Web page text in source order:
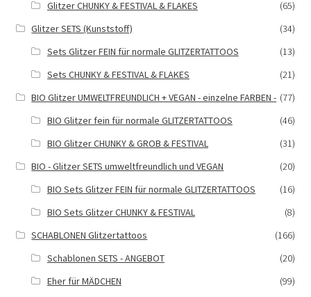
Glitzer CHUNKY & FESTIVAL & FLAKES
(65)
Glitzer SETS (Kunststoff)
(34)
Sets Glitzer FEIN für normale GLITZERTATTOOS
(13)
Sets CHUNKY & FESTIVAL & FLAKES
(21)
BIO Glitzer UMWELTFREUNDLICH + VEGAN - einzelne FARBEN - (77)
BIO Glitzer fein für normale GLITZERTATTOOS
(46)
BIO Glitzer CHUNKY & GROB & FESTIVAL
(31)
BIO - Glitzer SETS umweltfreundlich und VEGAN
(20)
BIO Sets Glitzer FEIN für normale GLITZERTATTOOS
(16)
BIO Sets Glitzer CHUNKY & FESTIVAL
(8)
SCHABLONEN Glitzertattoos
(166)
Schablonen SETS - ANGEBOT
(20)
Eher für MÄDCHEN
(99)